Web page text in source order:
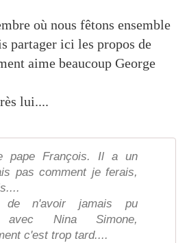
où nous fêtons ensemble
partager ici les propos de
aime beaucoup George
lui....
pape François. Il a un
pas comment je ferais,
de n'avoir jamais pu
avec Nina Simone,
c'est trop tard....